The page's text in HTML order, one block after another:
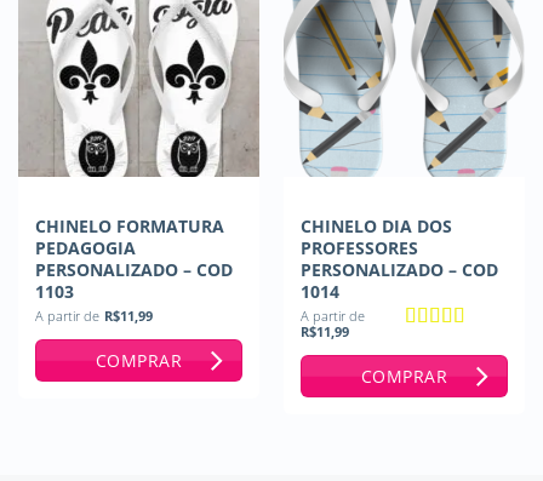
CHINELO FORMATURA
PEDAGOGIA
PERSONALIZADO – COD
1103
A partir de R$11,99
COMPRAR
CHINELO DIA DOS
PROFESSORES
PERSONALIZADO – COD
1014
A partir de
R$11,99
COMPRAR